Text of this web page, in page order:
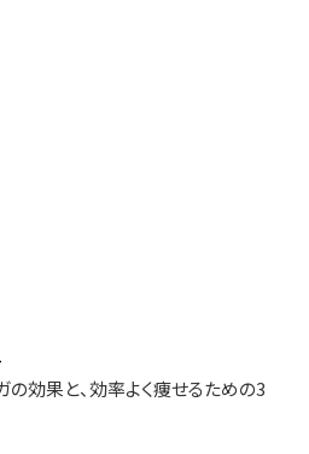
の効果と、効率よく痩せるための3